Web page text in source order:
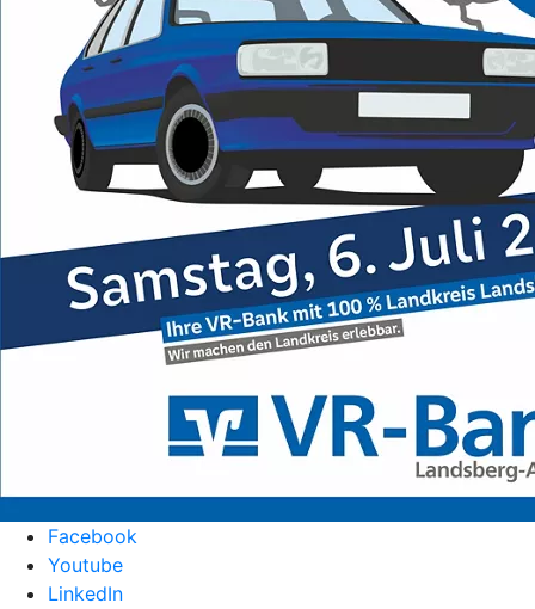
Facebook
Youtube
LinkedIn